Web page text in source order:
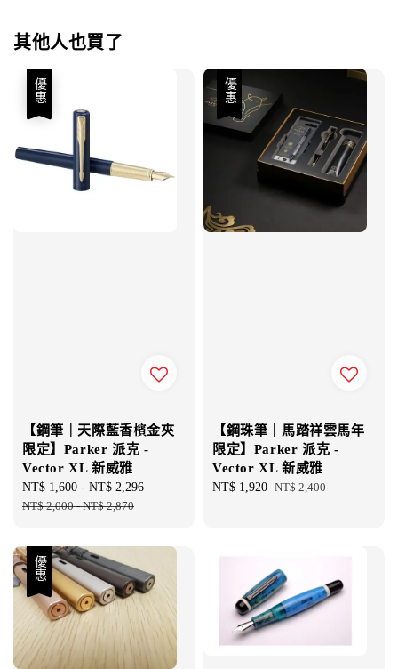
其他人也買了
優惠
【鋼筆｜天際藍香檳金夾
限定】Parker 派克 -
Vector XL 新威雅
Sale
price
NT$ 1,600 - NT$ 2,296
NT$ 2,000-NT$ 2,870
優惠
【鋼珠筆｜馬踏祥雲馬年
限定】Parker 派克 -
Vector XL 新威雅
Sale
NT$ 1,920 Regular
NT$ 2,400
優惠